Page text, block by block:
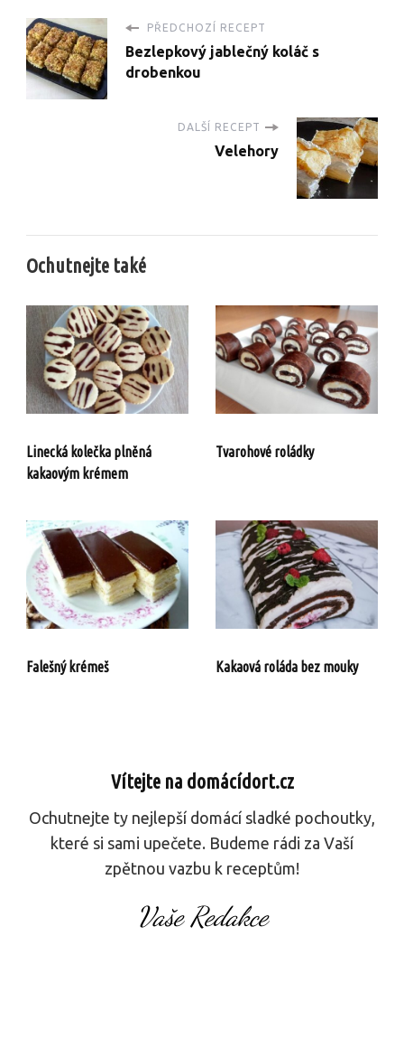
PŘEDCHOZÍ RECEPT
Bezlepkový jablečný koláč s
drobenkou
DALŠÍ RECEPT
Velehory
Ochutnejte také
Linecká kolečka plněná
kakaovým krémem
Tvarohové roládky
Falešný krémeš Kakaová roláda bez mouky
Vítejte na domácídort.cz
Ochutnejte ty nejlepší domácí sladké pochoutky,
které si sami upečete. Budeme rádi za Vaší
zpětnou vazbu k receptům!
Vaše Redakce